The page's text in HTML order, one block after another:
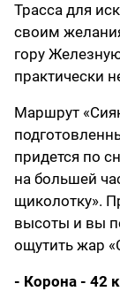
Трасса для
своим
гору
практически
Маршрут
придется по
на большей
щиколотку».
высоты и вы
ощутить жар
- Корона - 42